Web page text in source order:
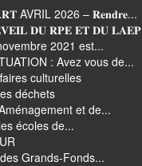
AVRIL 2026 – 𝐑𝐞𝐧𝐝𝐫𝐞...
𝐃𝐔 𝐑𝐏𝐄 𝐄𝐓 𝐃𝐔 𝐋𝐀𝐄𝐏
2021 est...
: Avez vous de...
culturelles
déchets
et de...
écoles de...
Grands-Fonds...